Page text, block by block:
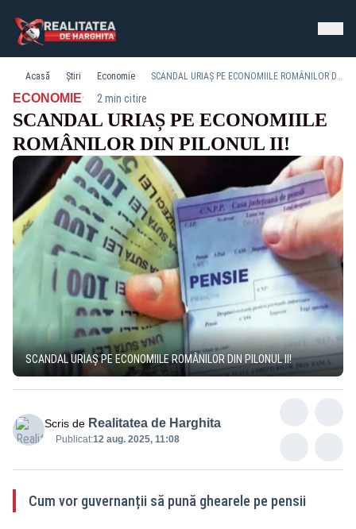
Acasă Știri Economie SCANDAL URIAȘ PE ECONOMIILE ROMÂNILOR DIN PILONUL II!
ECONOMIE· 2 min citire
SCANDAL URIAȘ PE ECONOMIILE
ROMÂNILOR DIN PILONUL II!
SCANDAL URIAȘ PE ECONOMIILE ROMÂNILOR DIN PILONUL II!
Scris de Realitatea de Harghita
Publicat:12 aug. 2025, 11:08
Cum vor guvernanții să pună ghearele pe pensii